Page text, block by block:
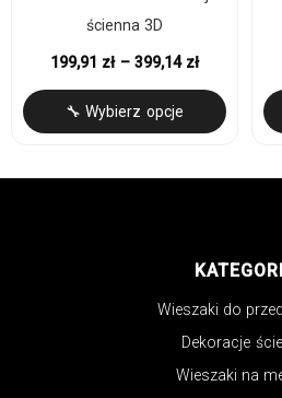
ścienna 3D
199,91 zł – 399,14 zł
🔧 Wybierz opcje
Wieszaki do
Dekoracje
Wieszaki na